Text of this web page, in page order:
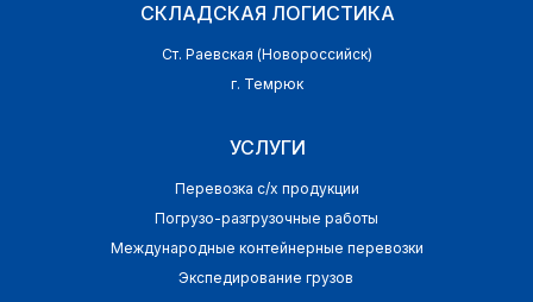
СКЛАДСКАЯ ЛОГИСТИКА
Ст. Раевская (Новороссийск)
г. Темрюк
Перевозка с/х продукции
УСЛУГИ
Погрузо-разгрузочные работы
Международные контейнерные перевозки
Экспедирование грузов